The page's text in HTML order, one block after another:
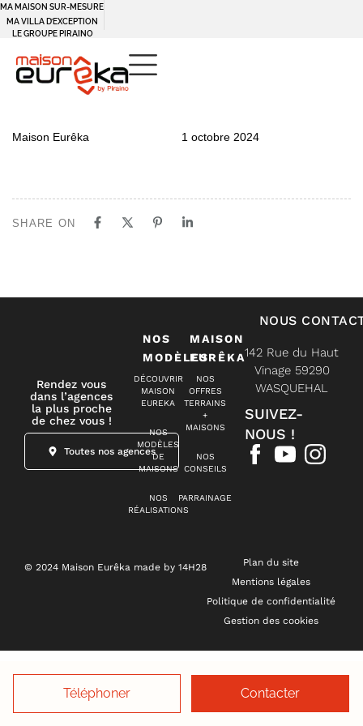
Téléphoner Contacter
MA MAISON SUR-MESURE
MA VILLA D’EXCEPTION
LE GROUPE PIRAINO
IN:
Maison Eurêka
on:
1 octobre 2024
SHARE ON
Rendez vous
dans l’agences
la plus proche
de chez vous !
Toutes nos agences
NOS
MODÈLES
DÉCOUVRIR
MAISON
EUREKA
NOS
MODÈLES
DE
MAISONS
NOS
RÉALISATIONS
MAISON
EURÊKA
NOS
OFFRES
TERRAINS
+
MAISONS
NOS
CONSEILS
PARRAINAGE
NOUS
142 Rue du Haut
Vinage 59290
WASQUEHAL
SUIVEZ-
NOUS !
© 2024 Maison Eurêka made by 14H28
Plan du site
Mentions légales
Politique de confidentialité
Gestion des cookies